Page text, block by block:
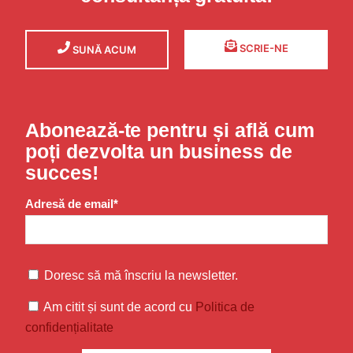
SUNĂ ACUM SCRIE-NE
Abonează-te pentru și află cum
poți dezvolta un business de
succes!
Adresă de email*
Doresc să mă înscriu la newsletter.
Am citit și sunt de acord cu Politica de
confidențialitate